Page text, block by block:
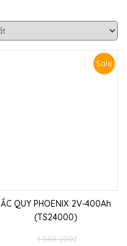
Sale
ẮC QUY PHOENIX 2V-400Ah
(TS24000)
₫
4.588.000